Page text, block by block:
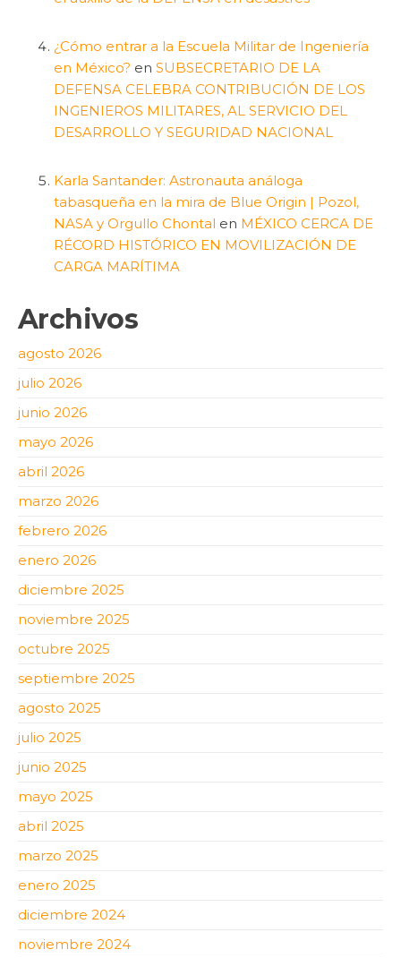
¿Cómo entrar a la Escuela Militar de Ingeniería
en México? en SUBSECRETARIO DE LA
DEFENSA CELEBRA CONTRIBUCIÓN DE LOS
INGENIEROS MILITARES, AL SERVICIO DEL
DESARROLLO Y SEGURIDAD NACIONAL
Karla Santander: Astronauta análoga
tabasqueña en la mira de Blue Origin | Pozol,
NASA y Orgullo Chontal en MÉXICO CERCA DE
RÉCORD HISTÓRICO EN MOVILIZACIÓN DE
CARGA MARÍTIMA
Archivos
agosto 2026
julio 2026
junio 2026
mayo 2026
abril 2026
marzo 2026
febrero 2026
enero 2026
diciembre 2025
noviembre 2025
octubre 2025
septiembre 2025
agosto 2025
julio 2025
junio 2025
mayo 2025
abril 2025
marzo 2025
enero 2025
diciembre 2024
noviembre 2024